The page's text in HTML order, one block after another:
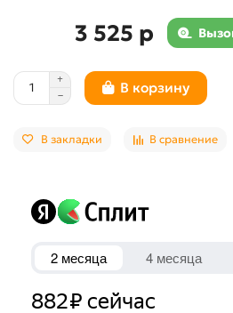
3 525 р
В корзину
В закладки В сравнение